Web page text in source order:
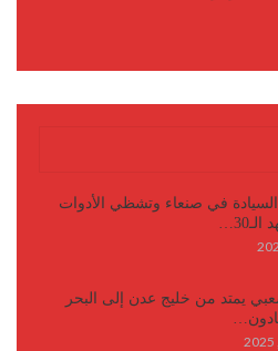
في صنعاء وتشظي الأدوات
يمتد من خليج عدن إلى البحر